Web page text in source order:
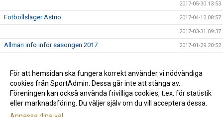
2017-05-30 13:53
Fotbollsläger Astrio 2017-04-12 08:57
2017-03-31 09:37
Allmän info inför säsongen 2017 2017-01-29 20:52
Avslutning för P.09 2016-10-24 13:42
Astrios P.09 - Upplägg under hösten!
För att hemsidan ska fungera korrekt använder vi nödvändiga
cookies från SportAdmin. Dessa går inte att stänga av.
Föreningen kan också använda frivilliga cookies, t.ex. för statistik
eller marknadsföring. Du väljer själv om du vill acceptera dessa.